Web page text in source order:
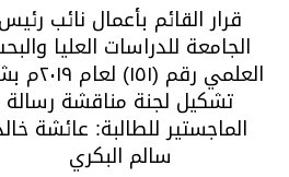
قرار القائم بأعمال نائب رئيس
الجامعة للدراسات العليا
العلمي رقم (١٥١)
تشكيل لجنة مناقشة رسالة
الماجستير للطالبة: عائشة
سالم البكري